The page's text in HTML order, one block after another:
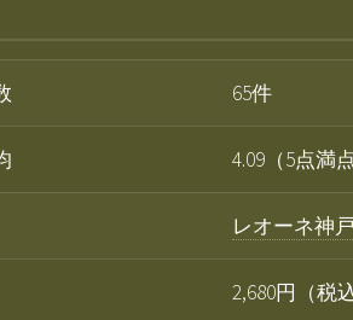
65件
4.09（5点満点
レオーネ神戸
2,680円（税